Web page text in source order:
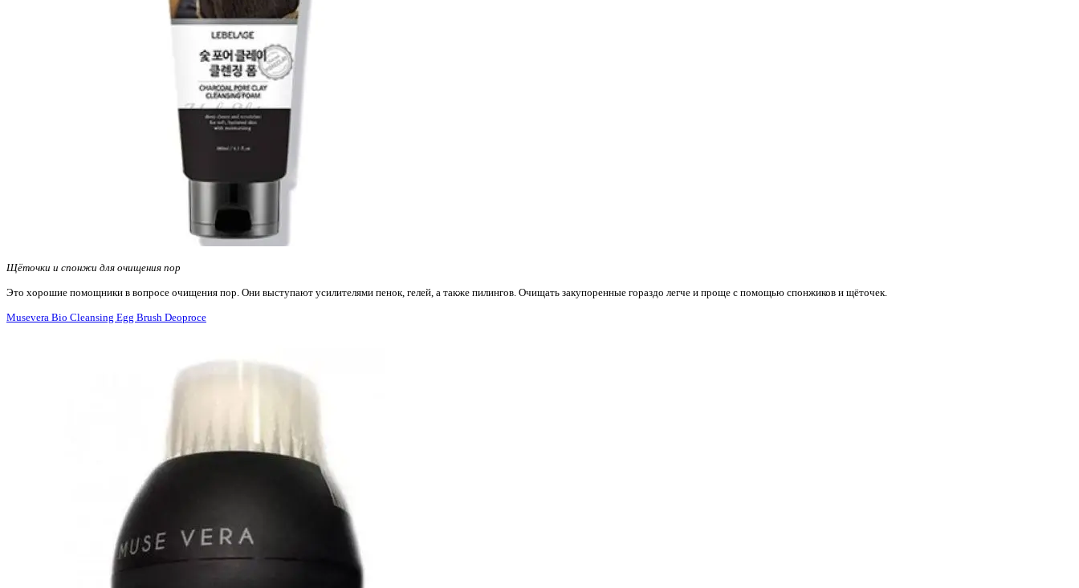
Щёточки и спонжи для очищения пор
Это хорошие помощники в вопросе очищения пор. Они выступают усилителями пенок, гелей, а также пилингов. Очищать закупоренные гораздо легче и проще с помощью спонжиков и щёточек.
Musevera Bio Cleansing Egg Brush Deoproce